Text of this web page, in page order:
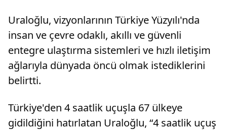
Uraloğlu, vizyonlarının Türkiye Yüzyılı'nda
insan ve çevre odaklı, akıllı ve güvenli
entegre ulaştırma sistemleri ve hızlı iletişim
ağlarıyla dünyada öncü olmak istediklerini
belirtti.
Türkiye'den 4 saatlik uçuşla 67 ülkeye
gidildiğini hatırlatan Uraloğlu, “4 saatlik uçuş